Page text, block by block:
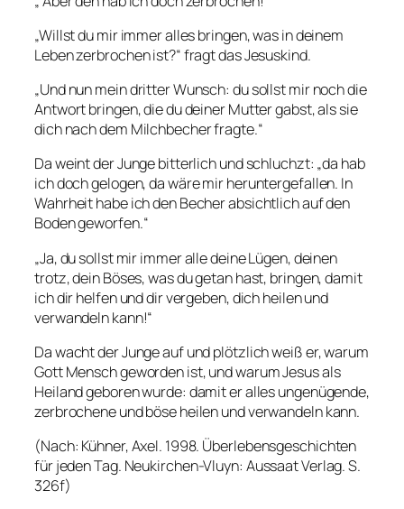
„Willst du mir immer alles bringen, was in deinem
Leben zerbrochen ist?“ fragt das Jesuskind.
„Und nun mein dritter Wunsch: du sollst mir noch die
Antwort bringen, die du deiner Mutter gabst, als sie
dich nach dem Milchbecher fragte.“
Da weint der Junge bitterlich und schluchzt: „da hab
ich doch gelogen, da wäre mir heruntergefallen. In
Wahrheit habe ich den Becher absichtlich auf den
Boden geworfen.“
„Ja, du sollst mir immer alle deine Lügen, deinen
trotz, dein Böses, was du getan hast, bringen, damit
ich dir helfen und dir vergeben, dich heilen und
verwandeln kann!“
Da wacht der Junge auf und plötzlich weiß er, warum
Gott Mensch geworden ist, und warum Jesus als
Heiland geboren wurde: damit er alles ungenügende,
zerbrochene und böse heilen und verwandeln kann.
(Nach: Kühner, Axel. 1998. Überlebensgeschichten
für jeden Tag. Neukirchen-Vluyn: Aussaat Verlag. S.
326f)